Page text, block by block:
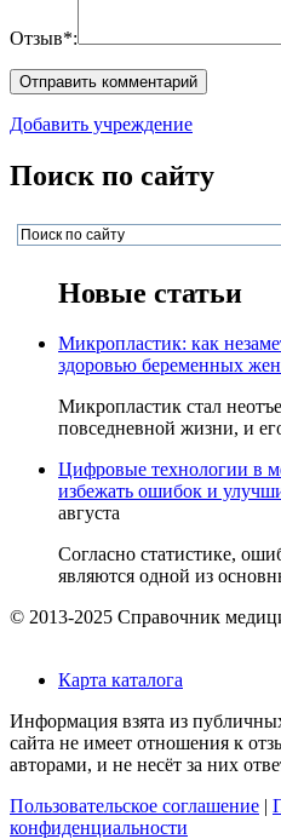
Отзыв*:
Добавить учреждение
Поиск по сайту
Новые статьи
Микропластик: как
здоровью беременных
Микропластик стал
повседневной жизни, и
Цифровые технологии в
избежать ошибок и
августа
Согласно статистике,
являются одной из
© 2013-2025 Справочник
Карта каталога
Информация взята из
сайта не имеет отношения к
авторами, и не несёт за них
Пользовательское соглашение
конфиденциальности